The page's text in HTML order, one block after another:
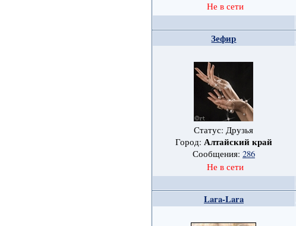
Не в сети
Зефир
Статус: Друзья
Город: Алтайский край
Сообщения: 286
Не в сети
Lara-Lara